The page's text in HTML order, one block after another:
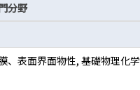
分野
、表面界面物性, 基礎物理化学